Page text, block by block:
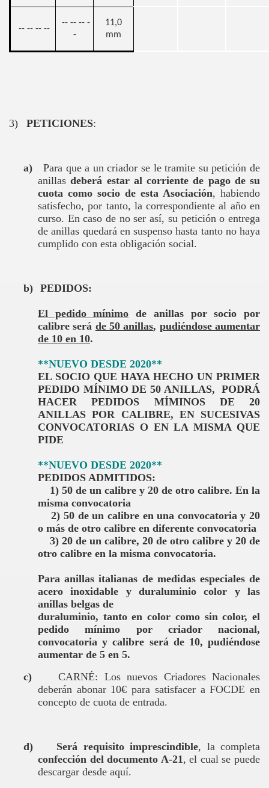
-- -- -- --
-- -- -- -
-
11,0
mm
3) PETICIONES:
a)
Para que a un criador se le tramite su petición de
anillasdeberá estar al corriente de pago de su
cuota como socio de esta Asociación, habiendo
satisfecho, por tanto, la correspondiente al año en
curso. En caso de no ser así, su petición o entrega
de anillas quedará en suspenso hasta tanto no haya
cumplido con esta obligación social.
b) PEDIDOS:
El pedido mínimo de anillas por socio por
calibre será de 50 anillas, pudiéndose aumentar
de 10 en 10.
**NUEVO DESDE 2020**
EL SOCIO QUE HAYA HECHO UN PRIMER
PEDIDO MÍNIMO DE 50 ANILLAS, PODRÁ
HACER PEDIDOS MÍMINOS DE 20
ANILLAS POR CALIBRE, EN SUCESIVAS
CONVOCATORIAS O EN LA MISMA QUE
PIDE
**NUEVO DESDE 2020**
PEDIDOS ADMITIDOS:
1) 50 de un calibre y 20 de otro calibre. En la
misma convocatoria
2)50 de un calibre en una convocatoria y 20
o más de otro calibre en diferente convocatoria
3) 20 de un calibre, 20 de otro calibre y 20 de
otro calibre en la misma convocatoria.
Para anillas italianas de medidas especiales de
acero inoxidable y duraluminio color y las
anillas belgas de
duraluminio, tanto en color como sin color, el
pedido mínimo por criador nacional,
convocatoria y calibre será de 10, pudiéndose
aumentar de 5 en 5.
c)
CARNÉ: Los nuevos Criadores Nacionales
deberán abonar 10€ para satisfacer a FOCDE en
concepto de cuota de entrada.
d) Será requisito imprescindible, la completa
confección del documento A-21, el cual se puede
descargar desde aquí.